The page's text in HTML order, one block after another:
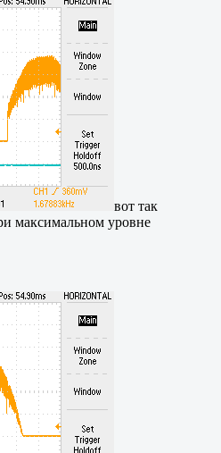
вот так
максимальном уровне